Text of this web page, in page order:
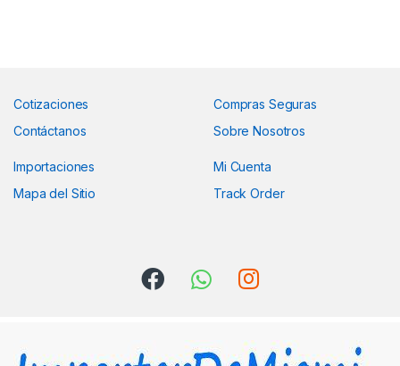
Cotizaciones
Contáctanos
Compras Seguras
Sobre Nosotros
Importaciones
Mapa del Sitio
Mi Cuenta
Track Order